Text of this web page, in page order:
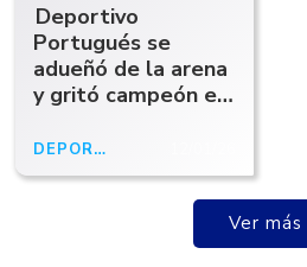
Deportivo
Portugués se
adueñó de la arena
y gritó campeón en
histórica del Seven
de la Patagonia
DEPORTES
Ver más